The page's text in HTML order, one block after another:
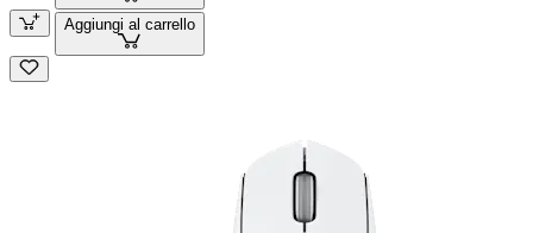
Aggiungi al carrello